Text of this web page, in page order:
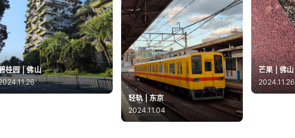
桂园 | 佛山
芒果 | 佛山
2024.11.26
轻轨 | 东京
2024.11.04